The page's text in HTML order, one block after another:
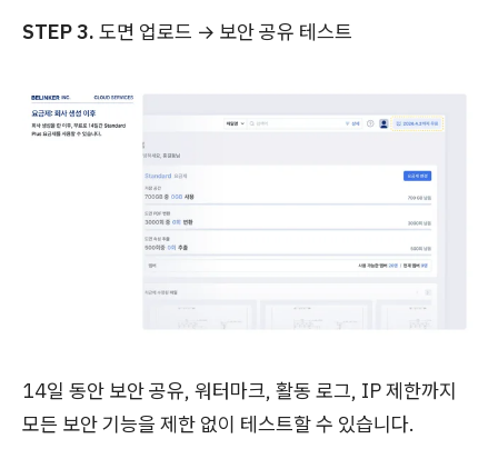
STEP 3. 도면 업로드 → 보안 공유 테스트
14일 동안 보안 공유, 워터마크, 활동 로그, IP 제한까지
모든 보안 기능을 제한 없이 테스트할 수 있습니다.